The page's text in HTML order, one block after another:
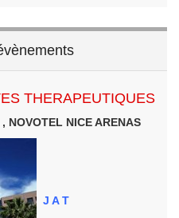
THERAPEUTIQUES
NOVOTEL NICE ARENAS
J A T